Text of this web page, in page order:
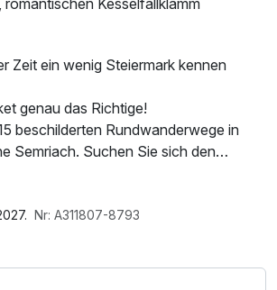
Zeit ein wenig Steiermark kennen
genau das Richtige!
beschilderten Rundwanderwege in
Semriach. Suchen Sie sich den
um Ihre Jause zu genießen. Danach
an unserer Bar. Mit der
Sie zusätzlich zu 250 Ausflugszielen
Nr: A311807-8793